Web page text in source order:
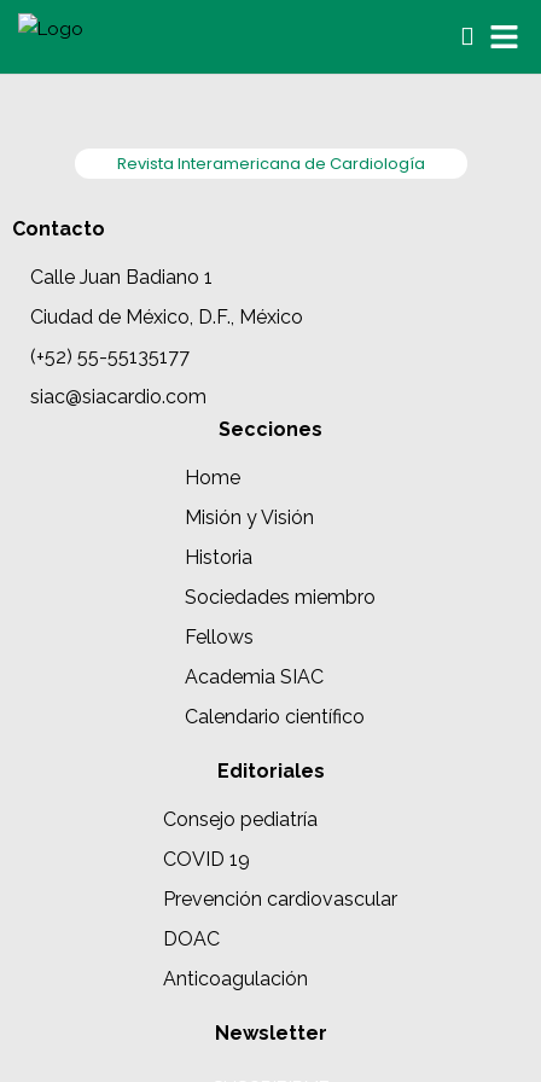
Revista Interamericana de Cardiología
Contacto
Calle Juan Badiano 1
Ciudad de México, D.F., México
(+52) 55-55135177
siac@siacardio.com
Secciones
Home
Misión y Visión
Historia
Sociedades miembro
Fellows
Academia SIAC
Calendario científico
Editoriales
Consejo pediatría
COVID 19
Prevención cardiovascular
DOAC
Anticoagulación
Newsletter